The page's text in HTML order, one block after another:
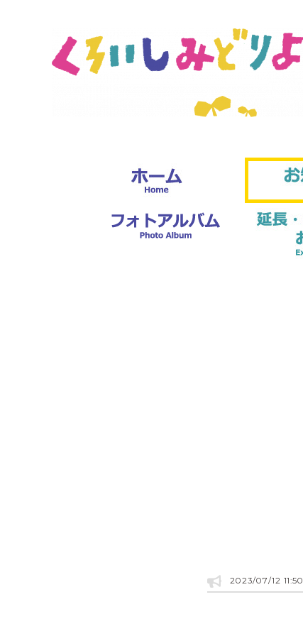
2023/07/12 11:50